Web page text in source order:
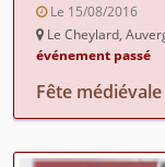
Le 15/08/2016
Le Cheylard,
événement passé
Fête